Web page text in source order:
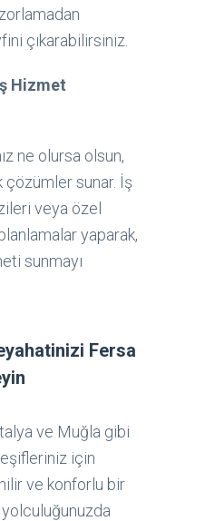
çıkarabilirsiniz.
Hizmet
ne olursa olsun,
çözümler sunar. İş
veya özel
yaparak,
sunmayı
Fersa
ve Muğla gibi
için
ve konforlu bir
yolculuğunuzda